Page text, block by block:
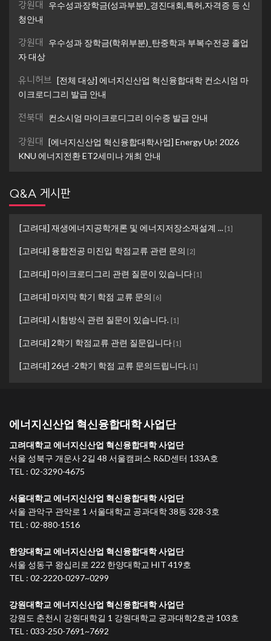
강원대
우수성과장학금(성과부분)_경진대회,특허,자격증 등 신
청안내
강원대
우수성과 장학금(학위부분)_탄중학과 부복수전공 졸업
자 대상
유니허브 [전체 대상] 에너지신산업 혁신융합대학 컨소시엄 마
이크로디그리 발급 안내
전북대 컨소시엄 마이크로디그리 이수증 발급 안내
강원대 [에너지신산업 혁신융합대학사업] Energy Up! 2026
KNU 에너지전환 ET2세미나 개최 안내
Q&A 게시판
[고려대] 재생에너지공학개론 및 에너지저장소재설계 ... [1]
[고려대] 융합전공 미진입 학점교류 관련 문의 [2]
[고려대] 마이크로디그리 관련 질문이 있습니다 [1]
[고려대] 마지막 학기 학점 교류 문의 [6]
[고려대] 시험방식 관련 질문이 있습니다. [1]
[고려대] 2학기 학점교류 관련 질문입니다 [1]
[고려대] 26년 -2학기 학점 교류 문의드립니다. [1]
에너지신산업 혁신융합대학 사업단
고려대학교 에너지신산업 혁신융합대학 사업단
서울 성북구 개운사 2길 48 서울캠퍼스 R&D센터 133A호
TEL : 02-3290-4675
서울대학교 에너지신산업 혁신융합대학 사업단
서울 관악구 관악로 1 서울대학교 공과대학 38동 328-3호
TEL : 02-880-1516
한양대학교 에너지신산업 혁신융합대학 사업단
서울 성동구 왕십리로 222 한양대학교 HIT 419호
TEL : 02-2220-0297~0299
강원대학교 에너지신산업 혁신융합대학 사업단
강원도 춘천시 강원대학길 1 강원대학교 공과대학2호관 103호
TEL : 033-250-7691~7692